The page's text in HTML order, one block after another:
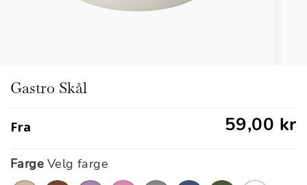
Gastro Skål
Fra 59,00 kr
Farge Velg farge